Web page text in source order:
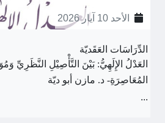
الأحد 10 آيار 2026
الدِّرَاسَات العَقَديّة
العَدْلُ الإِلَهِيُّ: بَيْنَ التَّأْصِيْلِ النَّظَرِيِّ
المُعَاصِرَةِ- د. مازن أبو ديّة
...